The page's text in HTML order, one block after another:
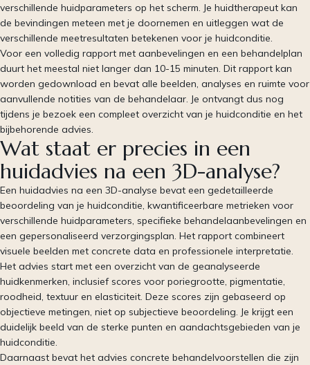
verschillende huidparameters op het scherm. Je huidtherapeut kan
de bevindingen meteen met je doornemen en uitleggen wat de
verschillende meetresultaten betekenen voor je huidconditie.
Voor een volledig rapport met aanbevelingen en een behandelplan
duurt het meestal niet langer dan 10-15 minuten. Dit rapport kan
worden gedownload en bevat alle beelden, analyses en ruimte voor
aanvullende notities van de behandelaar. Je ontvangt dus nog
tijdens je bezoek een compleet overzicht van je huidconditie en het
bijbehorende advies.
Wat staat er precies in een
huidadvies na een 3D-analyse?
Een huidadvies na een 3D-analyse bevat een gedetailleerde
beoordeling van je huidconditie, kwantificeerbare metrieken voor
verschillende huidparameters, specifieke behandelaanbevelingen en
een gepersonaliseerd verzorgingsplan. Het rapport combineert
visuele beelden met concrete data en professionele interpretatie.
Het advies start met een overzicht van de geanalyseerde
huidkenmerken, inclusief scores voor poriegrootte, pigmentatie,
roodheid, textuur en elasticiteit. Deze scores zijn gebaseerd op
objectieve metingen, niet op subjectieve beoordeling. Je krijgt een
duidelijk beeld van de sterke punten en aandachtsgebieden van je
huidconditie.
Daarnaast bevat het advies concrete behandelvoorstellen die zijn